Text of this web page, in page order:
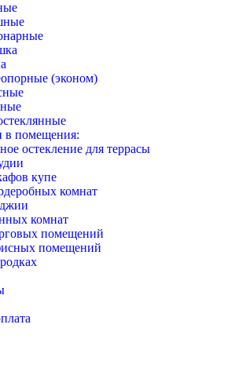
(эконом)
в помещения:
остекление для террасы
купе
комнат
комнат
помещений
помещений